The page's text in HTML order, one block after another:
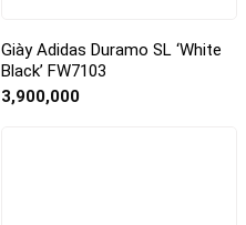
Giày Adidas Duramo SL ‘White
Black’ FW7103
3,900,000